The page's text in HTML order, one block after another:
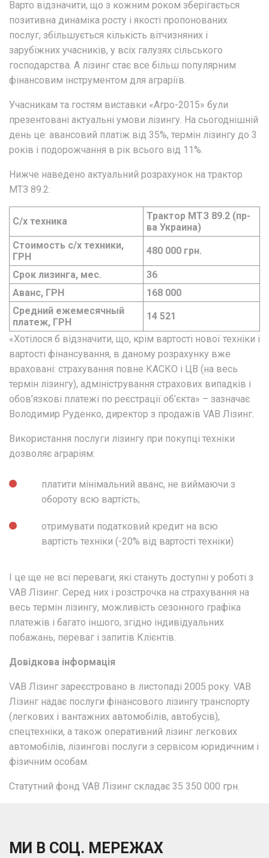
Варто відзначити, що з кожним роком зберігається
позитивна динаміка росту і якості пропонованих
послуг, збільшується кількість вітчизняних і
зарубіжних учасників, у всіх галузях сільського
господарства. А лізинг стає все більш популярним
фінансовим інструментом для аграріїв.
Учасникам та гостям виставки «Агро-2015» були
презентовані актуальні умови лізингу. На сьогоднішній
день це: авансовий платіж від 35%, термін лізингу до 3
років і подорожчання в рік всього від 11%.
Нижче наведено актуальний розрахунок на трактор
МТЗ 89.2:
С/х техника
Трактор МТЗ 89.2 (пр-
ва Украина)
Стоимость с/х техники,
ГРН
480 000 грн.
Срок лизинга, мес.
36
Аванс, ГРН
168 000
Средний ежемесячный
платеж, ГРН
14 521
«Хотілося б відзначити, що, крім вартості нової техніки і
вартості фінансування, в даному розрахунку вже
враховані: страхування повне КАСКО і ЦВ (на весь
термін лізингу), адміністрування страхових випадків і
обов’язкові платежі по реєстрації об’єкта» – зазначає
Володимир Руденко, директор з продажів VAB Лізинг.
Використання послуги лізингу при покупці техніки
дозволяє аграріям:
платити мінімальний аванс, не виймаючи з
обороту всю вартість;
отримувати податковий кредит на всю
вартість техніки (-20% від вартості техніки)
І це ще не всі переваги, які стануть доступні у роботі з
VAB Лізинг. Серед них і розстрочка на страхування на
весь термін лізингу, можливість сезонного графіка
платежів і багато іншого, згідно індивідуальних
побажань, переваг і запитів Клієнтів.
Довідкова інформація
VAB Лізинг зареєстровано в листопаді 2005 року. VAB
Лізинг надає послуги фінансового лізингу транспорту
(легкових і вантажних автомобілів, автобусів),
спецтехніки, а також оперативний лізинг легкових
автомобілів, лізингові послуги з сервісом юридичним і
фізичним особам.
Статутний фонд VAB Лізинг складає 35 350 000 грн.
МИ В СОЦ. МЕРЕЖАХ